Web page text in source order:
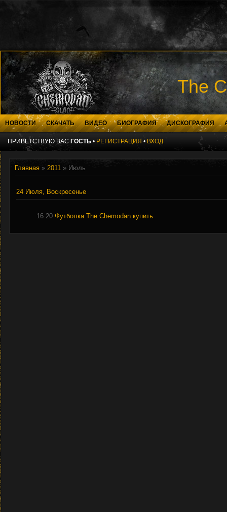
The
НОВОСТИ СКАЧАТЬ ВИДЕО БИОГРАФИЯ ДИСКОГРАФИЯ
ПРИВЕТСТВУЮ ВАС ГОСТЬ • РЕГИСТРАЦИЯ • ВХОД
Главная » 2011 » Июль
24 Июля, Воскресенье
16:20 Футболка The Chemodan купить